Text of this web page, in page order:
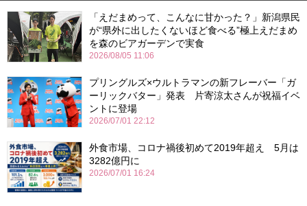
「えだまめって、こんなに甘かった？」新潟県民
が“県外に出したくないほど食べる”極上えだまめ
を森のビアガーデンで実食
2026/08/05 11:06
プリングルズ×ウルトラマンの新フレーバー「ガ
ーリックバター」発表 片寄涼太さんが祝福イベ
ントに登場
2026/07/01 22:12
外食市場、コロナ禍後初めて2019年超え 5月は
3282億円に
2026/07/01 16:24